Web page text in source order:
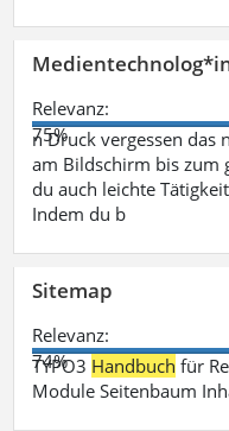
Relevanz:
75%
n Druck vergessen das
am Bildschirm bis zum
du auch leichte
Indem du b
Sitemap
Relevanz:
74%
TYPO3 Handbuch für
Module Seitenbaum